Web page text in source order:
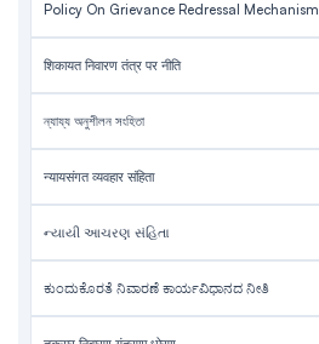
Policy On Grievance Redressal Mechanism
शिकायत निवारण तंत्र पर नीति
ন্যায্য অনুশীলন সংহিতা
न्यायसंगत व्यवहार संहिता
ન્યાયી આચરણ સંહિતા
ಕುಂದುಕೊರತೆ ನಿವಾರಣೆ ಕಾರ್ಯವಿಧಾನದ ನೀತಿ